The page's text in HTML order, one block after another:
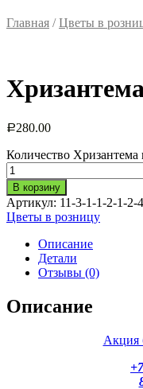
Главная /Цветы в
Р280.00
Количество Хризантема
В корзину
Артикул: 11-3-1-1-2-1-2-
Цветы в розницу
Описание
Детали
Отзывы (0)
Описание
Акция